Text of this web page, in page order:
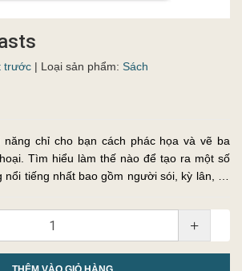
trước | Loại sản phẩm: Sách
chỉ cho bạn cách phác họa và vẽ ba
Tìm hiểu làm thế nào để tạo ra một số
tiếng nhất bao gồm người sói, kỳ lân, và
+